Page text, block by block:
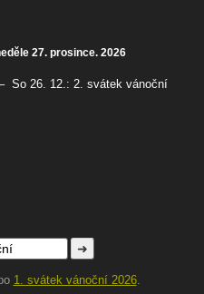
27. prosince. 2026
So 26. 12.: 2. svátek vánoční
➜
1. svátek vánoční 2026.